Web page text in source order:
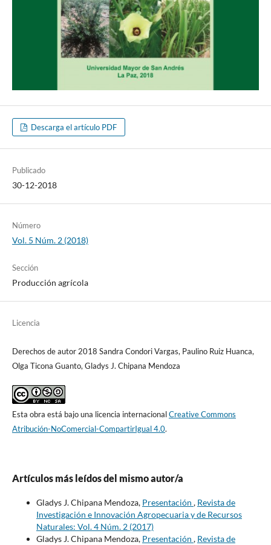
Descarga el artículo PDF
Publicado
30-12-2018
Número
Vol. 5 Núm. 2 (2018)
Sección
Producción agrícola
Licencia
Derechos de autor 2018 Sandra Condori Vargas, Paulino Ruiz Huanca,
Olga Ticona Guanto, Gladys J. Chipana Mendoza
Esta obra está bajo una licencia internacionalCreative Commons
Atribución-NoComercial-CompartirIgual 4.0.
Artículos más leídos del mismo autor/a
Gladys J. Chipana Mendoza, Presentación , Revista de
Investigación e Innovación Agropecuaria y de Recursos
Naturales: Vol. 4 Núm. 2 (2017)
Gladys J. Chipana Mendoza, Presentación , Revista de